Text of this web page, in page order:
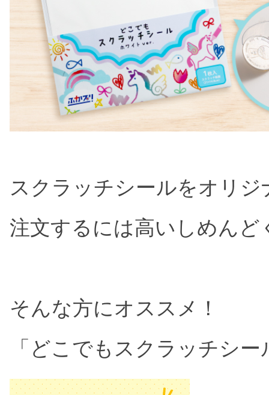
地球に優しいノベルティ
クリエイティブ・店頭演出
クリエイティブデザイン・販促企画
スクラッチシールをオリ
注文するには高いしめん
そんな方にオススメ！
「どこでもスクラッチシー